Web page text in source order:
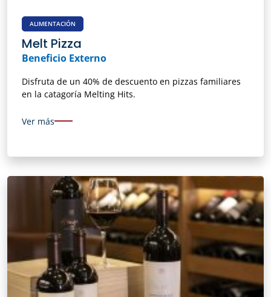
ALIMENTACIÓN
Melt Pizza
Beneficio Externo
Disfruta de un 40% de descuento en pizzas familiares
en la catagoría Melting Hits.
Ver más